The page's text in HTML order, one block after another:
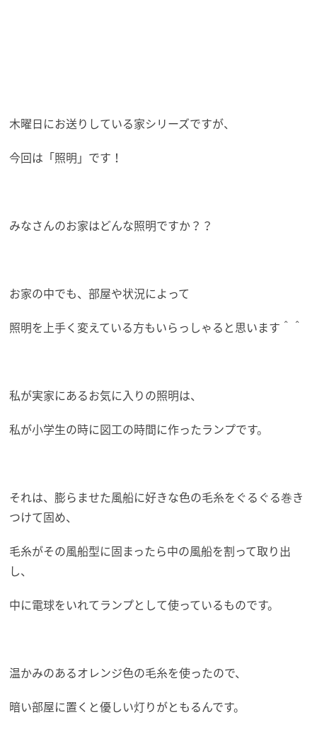
木曜日にお送りしている家シリーズですが、
今回は「照明」です！
みなさんのお家はどんな照明ですか？？
お家の中でも、部屋や状況によって
照明を上手く変えている方もいらっしゃると思います＾＾
私が実家にあるお気に入りの照明は、
私が小学生の時に図工の時間に作ったランプです。
それは、膨らませた風船に好きな色の毛糸をぐるぐる巻き
つけて固め、
毛糸がその風船型に固まったら中の風船を割って取り出
し、
中に電球をいれてランプとして使っているものです。
温かみのあるオレンジ色の毛糸を使ったので、
暗い部屋に置くと優しい灯りがともるんです。